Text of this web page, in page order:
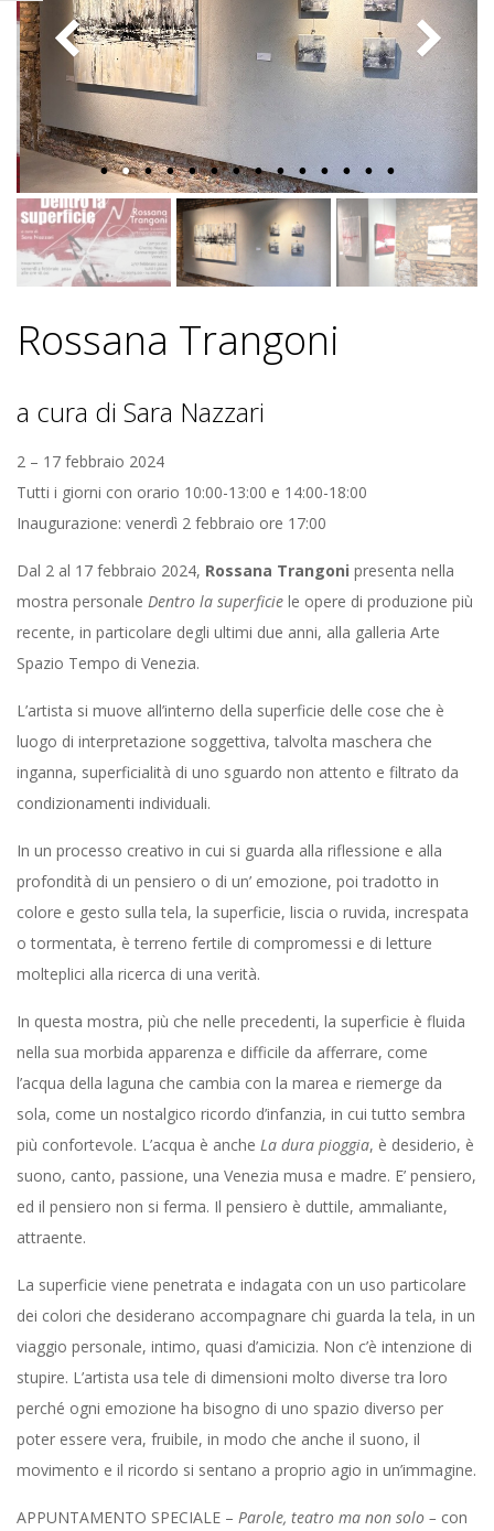
Z
O
T
E
M
P
O
Rossana Trangoni
a cura di Sara Nazzari
2 – 17 febbraio 2024
Tutti i giorni con orario 10:00-13:00 e 14:00-18:00
Inaugurazione: venerdì 2 febbraio ore 17:00
Dal 2 al 17 febbraio 2024, Rossana Trangoni presenta nella
mostra personale Dentro la superficie le opere di produzione più
recente, in particolare degli ultimi due anni, alla galleria Arte
Spazio Tempo di Venezia.
L’artista si muove all’interno della superficie delle cose che è
luogo di interpretazione soggettiva, talvolta maschera che
inganna, superficialità di uno sguardo non attento e filtrato da
condizionamenti individuali.
In un processo creativo in cui si guarda alla riflessione e alla
profondità di un pensiero o di un’ emozione, poi tradotto in
colore e gesto sulla tela, la superficie, liscia o ruvida, increspata
o tormentata, è terreno fertile di compromessi e di letture
molteplici alla ricerca di una verità.
In questa mostra, più che nelle precedenti, la superficie è fluida
nella sua morbida apparenza e difficile da afferrare, come
l’acqua della laguna che cambia con la marea e riemerge da
sola, come un nostalgico ricordo d’infanzia, in cui tutto sembra
più confortevole. L’acqua è anche La dura pioggia, è desiderio, è
suono, canto, passione, una Venezia musa e madre. E’ pensiero,
ed il pensiero non si ferma. Il pensiero è duttile, ammaliante,
attraente.
La superficie viene penetrata e indagata con un uso particolare
dei colori che desiderano accompagnare chi guarda la tela, in un
viaggio personale, intimo, quasi d’amicizia. Non c’è intenzione di
stupire. L’artista usa tele di dimensioni molto diverse tra loro
perché ogni emozione ha bisogno di uno spazio diverso per
poter essere vera, fruibile, in modo che anche il suono, il
movimento e il ricordo si sentano a proprio agio in un’immagine.
APPUNTAMENTO SPECIALE – Parole, teatro ma non solo – con